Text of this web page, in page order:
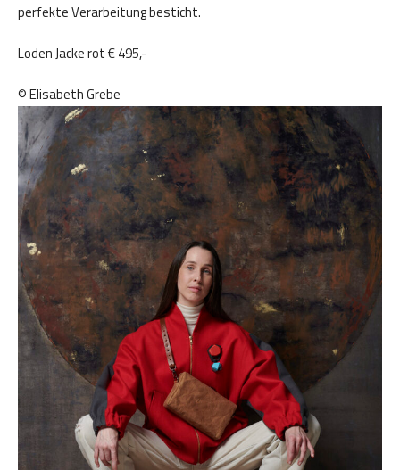
perfekte Verarbeitung besticht.
Loden Jacke rot € 495,-
© Elisabeth Grebe